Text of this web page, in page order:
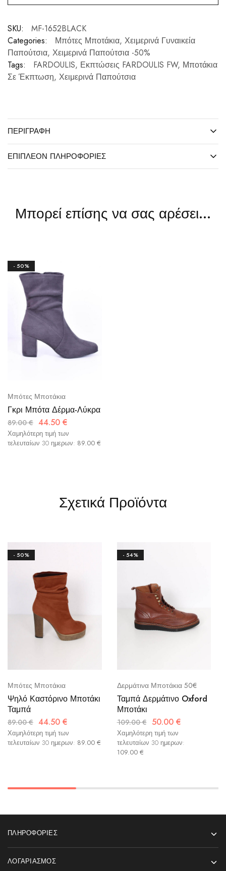
SKU:
MF-1652BLACK
Categories:
Μπότες Μποτάκια, Χειμερινά Γυναικεία
Παπούτσια, Χειμερινά Παπούτσια -50%
Tags:
FARDOULIS, Εκπτώσεις FARDOULIS FW, Μποτάκια
Σε Έκπτωση, Χειμερινά Παπούτσια
ΠΕΡΙΓΡΑΦΉ
ΕΠΙΠΛΈΟΝ ΠΛΗΡΟΦΟΡΊΕΣ
Μπορεί επίσης να σας αρέσει…
- 50%
Μπότες Μποτάκια
Γκρι Μπότα Δέρμα-Λύκρα
89.00€ 44.50 €
Χαμηλότερη τιμή των
τελευταίων 30 ημερων: 89.00 €
Σχετικά Προϊόντα
- 50%
Μπότες Μποτάκια
Ψηλό Καστόρινο Μποτάκι
Ταμπά
89.00€ 44.50 €
Χαμηλότερη τιμή των
τελευταίων 30 ημερων: 89.00 €
- 54%
Δερμάτινα Μποτάκια 50€
Ταμπά Δερμάτινο Oxford
Μποτάκι
109.00€ 50.00 €
Χαμηλότερη τιμή των
τελευταίων 30 ημερων:
109.00 €
ΠΛΗΡΟΦΟΡΊΕΣ
ΛΟΓΑΡΙΑΣΜΌΣ